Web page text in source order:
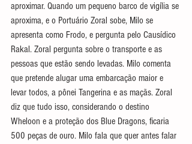
aproximar. Quando um pequeno barco de vigília se
aproxima, e o Portuário Zoral sobe, Milo se
apresenta como Frodo, e pergunta pelo Causídico
Rakal. Zoral pergunta sobre o transporte e as
pessoas que estão sendo levadas. Milo comenta
que pretende alugar uma embarcação maior e
levar todos, a pônei Tangerina e as maçãs. Zoral
diz que tudo isso, considerando o destino
Wheloon e a proteção dos Blue Dragons, ficaria
500 peças de ouro. Milo fala que quer antes falar